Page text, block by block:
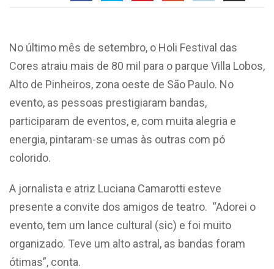
No último mês de setembro, o Holi Festival das
Cores atraiu mais de 80 mil para o parque Villa Lobos,
Alto de Pinheiros, zona oeste de São Paulo. No
evento, as pessoas prestigiaram bandas,
participaram de eventos, e, com muita alegria e
energia, pintaram-se umas às outras com pó
colorido.
A jornalista e atriz Luciana Camarotti esteve
presente a convite dos amigos de teatro. “Adorei o
evento, tem um lance cultural (sic) e foi muito
organizado. Teve um alto astral, as bandas foram
ótimas”, conta.